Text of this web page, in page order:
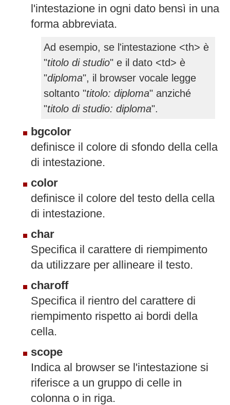
l'intestazione in ogni dato bensì in una
forma abbreviata.
Ad esempio, se l'intestazione <th> è
"titolo di studio" e il dato <td> è
"diploma", il browser vocale legge
soltanto "titolo: diploma" anziché
"titolo di studio: diploma".
bgcolor
definisce il colore di sfondo della cella
di intestazione.
color
definisce il colore del testo della cella
di intestazione.
char
Specifica il carattere di riempimento
da utilizzare per allineare il testo.
charoff
Specifica il rientro del carattere di
riempimento rispetto ai bordi della
cella.
scope
Indica al browser se l'intestazione si
riferisce a un gruppo di celle in
colonna o in riga.